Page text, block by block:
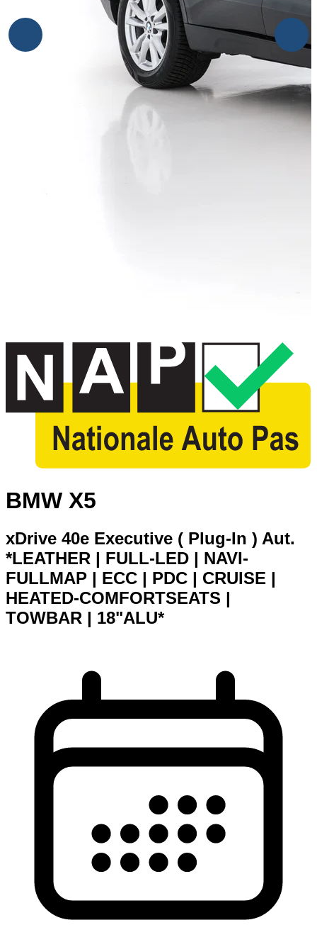
BMW X5
xDrive 40e Executive ( Plug-In ) Aut.
*LEATHER | FULL-LED | NAVI-
FULLMAP | ECC | PDC | CRUISE |
HEATED-COMFORTSEATS |
TOWBAR | 18"ALU*